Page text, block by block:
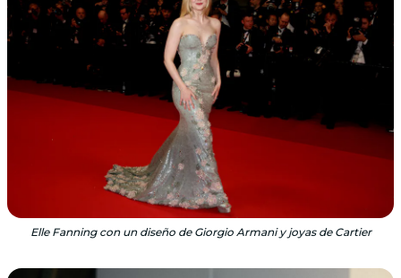
Elle Fanning con un diseño de Giorgio Armani y joyas de Cartier